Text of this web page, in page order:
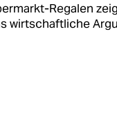
Regalen
wirtschaftliche